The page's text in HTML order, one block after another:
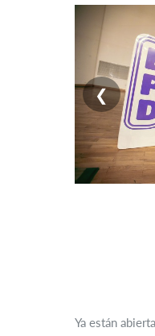
❮
Ya están